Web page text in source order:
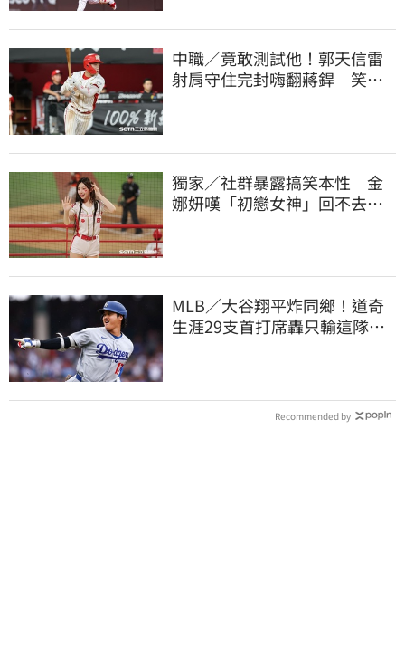
中職／竟敢測試他！郭天信雷
射肩守住完封嗨翻蔣銲 笑談
獨家／社群暴露搞笑本性 金
娜妍嘆「初戀女神」回不去！
MLB／大谷翔平炸同鄉！道奇
生涯29支首打席轟只輸這隊
Recommended by